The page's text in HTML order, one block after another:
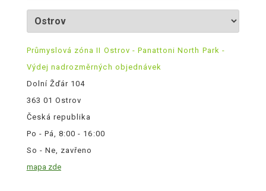
Průmyslová zóna II Ostrov - Panattoni North Park -
Výdej nadrozměrných objednávek
Dolní Žďár 104
363 01 Ostrov
Česká republika
Po - Pá, 8:00 - 16:00
So - Ne, zavřeno
mapa zde